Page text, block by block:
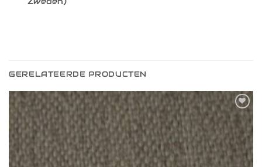
GERELATEERDE PRODUCTEN
Toevoegen
aan
verlanglijst